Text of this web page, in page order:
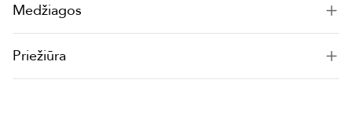
Medžiagos
Priežiūra